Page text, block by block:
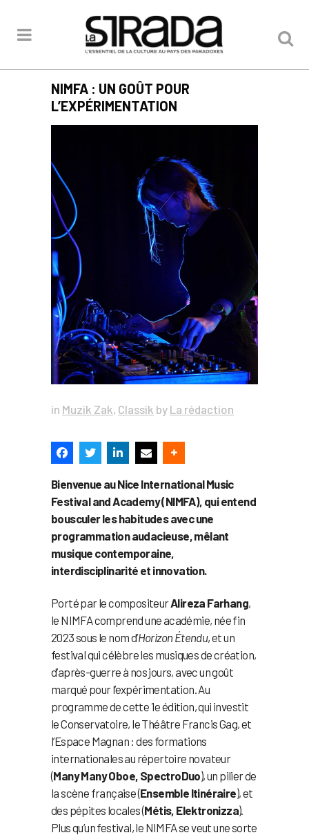
NIMFA : UN GOÛT POUR
L’EXPÉRIMENTATION
in Muzik Zak, Classik by La rédaction
Bienvenue au Nice International Music
Festival and Academy (NIMFA), qui entend
bousculer les habitudes avec une
programmation audacieuse, mêlant
musique contemporaine,
interdisciplinarité et innovation.
Porté par le compositeurAlireza Farhang,
le NIMFA comprend une académie, née fin
2023 sous le nom d’Horizon Étendu, et un
festival qui célèbre les musiques de création,
d’après-guerre à nos jours, avec un goût
marqué pour l’expérimentation. Au
programme de cette 1e édition, qui investit
le Conservatoire, le Théâtre Francis Gag, et
l’Espace Magnan : des formations
internationales au répertoire novateur
(Many Many Oboe, SpectroDuo), un pilier de
la scène française (Ensemble Itinéraire), et
des pépites locales (Métis, Elektronizza).
Plus qu’un festival, le NIMFA se veut une sorte